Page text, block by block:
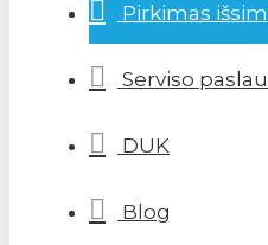
Pirkimas
Serviso
DUK
Blog